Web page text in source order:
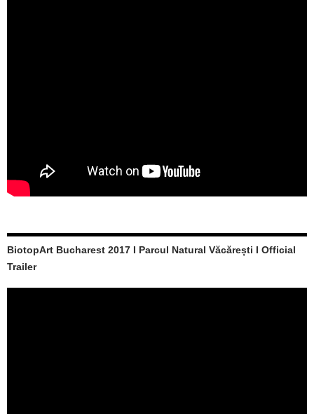
BiotopArt Bucharest 2017 I Parcul Natural Văcărești I Official
Trailer